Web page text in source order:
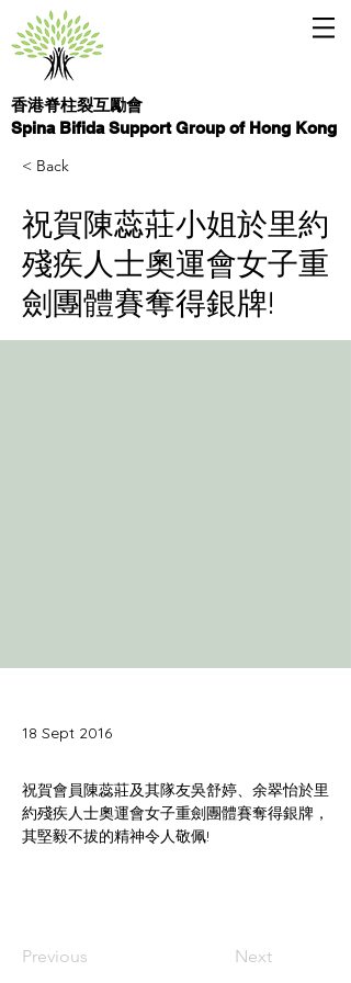
香港脊柱裂互勵會
Spina Bifida Support Group of Hong Kong
< Back
祝賀陳蕊莊小姐於里約
殘疾人士奧運會女子重
劍團體賽奪得銀牌!
18 Sept 2016
Previous Next
祝賀會員陳蕊莊及其隊友吳舒婷、余翠怡於里
約殘疾人士奧運會女子重劍團體賽奪得銀牌，